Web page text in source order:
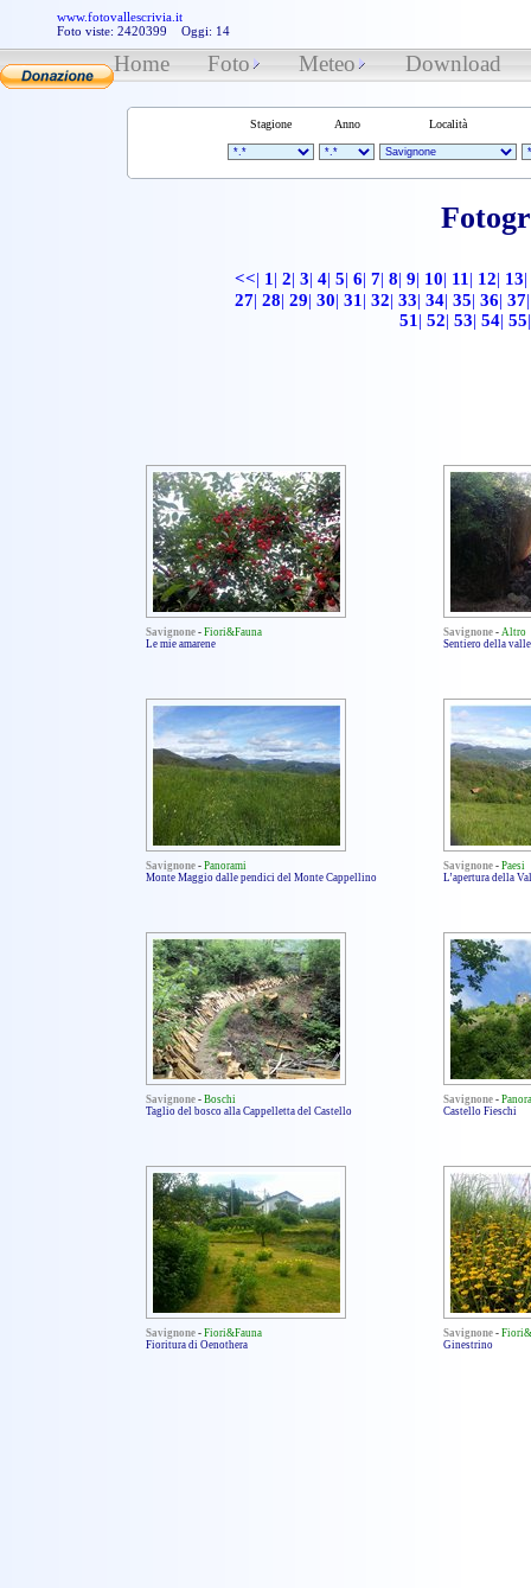
www.fotovallescrivia.it
Foto viste: 2420399 Oggi: 14
Home Foto Meteo Download
Stagione Anno Località
<<| 1 | 2| 3| 4| 5| 6| 7| 8| 9| 10| 11 | 12| 13|
27| 28| 29| 30| 31 | 32| 33| 34| 35| 36| 37|
51 | 52| 53| 54| 55|
Savignone- Fiori&Fauna
Le mie amarene
Savignone- Altro
Sentiero della
Savignone- Panorami
Monte Maggio dalle pendici del Monte Cappellino
Savignone- Paesi
L’apertura della
Savignone- Boschi
Taglio del bosco alla Cappelletta del Castello
Savignone-
Castello Fieschi
Savignone- Fiori&Fauna
Fioritura di Oenothera
Savignone-
Ginestrino